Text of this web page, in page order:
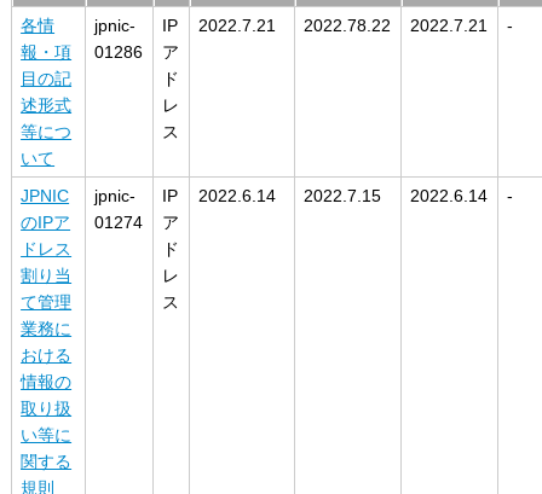
各情
報・項
目の記
述形式
等につ
いて
jpnic-
01286
IP
ア
ド
レ
ス
2022.7.21 2022.78.22 2022.7.21 -
JPNIC
のIPア
ドレス
割り当
て管理
業務に
おける
情報の
取り扱
い等に
関する
規則
jpnic-
01274
IP
ア
ド
レ
ス
2022.6.14 2022.7.15 2022.6.14 -